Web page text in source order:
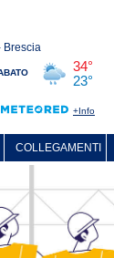
COLLEGAMENTI